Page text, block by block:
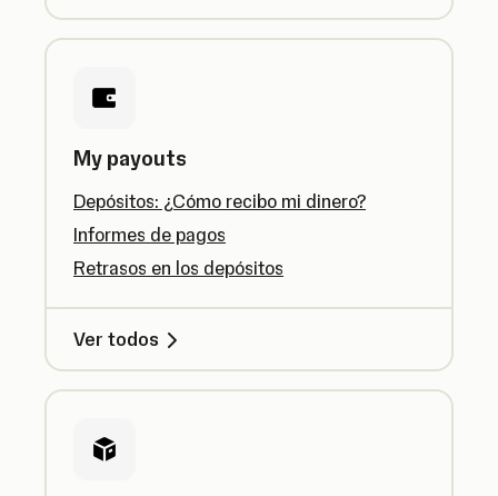
My payouts
Depósitos: ¿Cómo recibo mi dinero?
Informes de pagos
Retrasos en los depósitos
Ver todos